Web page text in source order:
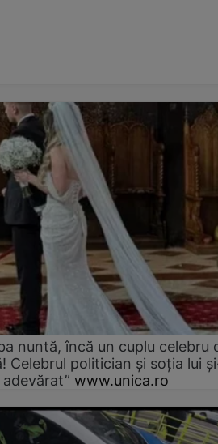
nuntă, încă un cuplu celebru
Celebrul politician și soția lui
www.unica.ro